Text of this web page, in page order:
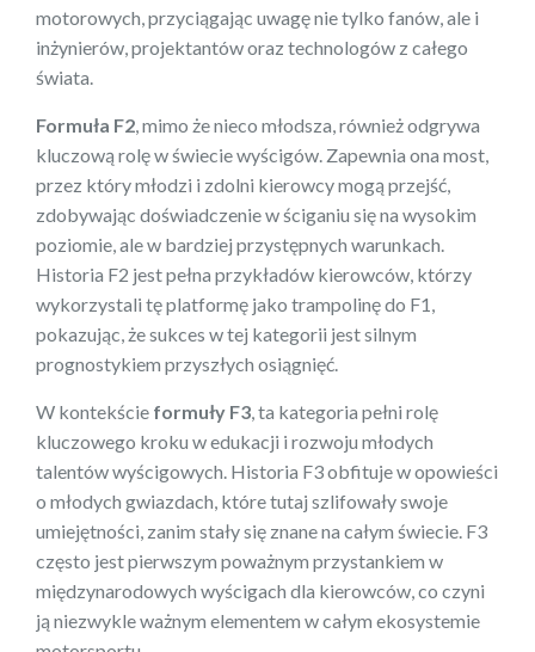
motorowych, przyciągając uwagę nie tylko fanów, ale i
inżynierów, projektantów oraz technologów z całego
świata.
Formuła F2 , mimo że nieco młodsza, również odgrywa
kluczową rolę w świecie wyścigów. Zapewnia ona most,
przez który młodzi i zdolni kierowcy mogą przejść,
zdobywając doświadczenie w ściganiu się na wysokim
poziomie, ale w bardziej przystępnych warunkach.
Historia F2 jest pełna przykładów kierowców, którzy
wykorzystali tę platformę jako trampolinę do F1,
pokazując, że sukces w tej kategorii jest silnym
prognostykiem przyszłych osiągnięć.
W kontekście formuły F3 , ta kategoria pełni rolę
kluczowego kroku w edukacji i rozwoju młodych
talentów wyścigowych. Historia F3 obfituje w opowieści
o młodych gwiazdach, które tutaj szlifowały swoje
umiejętności, zanim stały się znane na całym świecie. F3
często jest pierwszym poważnym przystankiem w
międzynarodowych wyścigach dla kierowców, co czyni
ją niezwykle ważnym elementem w całym ekosystemie